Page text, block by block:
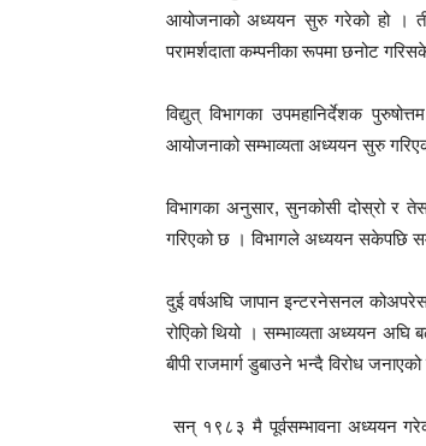
आयोजनाको अध्ययन सुरु गरेको हो ।
परामर्शदाता कम्पनीका रूपमा छनोट
विद्युत् विभागका उपमहानिर्देशक
आयोजनाको सम्भाव्यता अध्ययन सुरु
विभागका अनुसार, सुनकोसी दोस्रो र
गरिएको छ । विभागले अध्ययन सकेपछि
दुई वर्षअघि जापान इन्टरनेसनल
रोएिको थियो । सम्भाव्यता अध्ययन
बीपी राजमार्ग डुबाउने भन्दै विरोध जनाएको
सन् १९८३ मै पूर्वसम्भावना अध्ययन